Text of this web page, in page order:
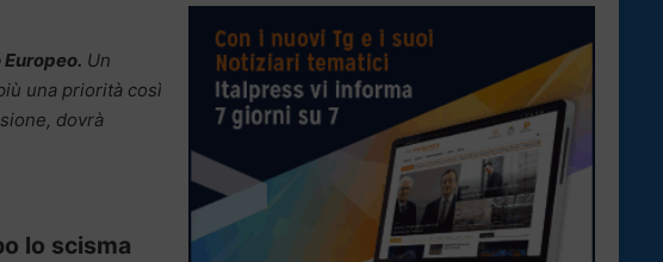
Un
una priorità così
dovrà
lo scisma